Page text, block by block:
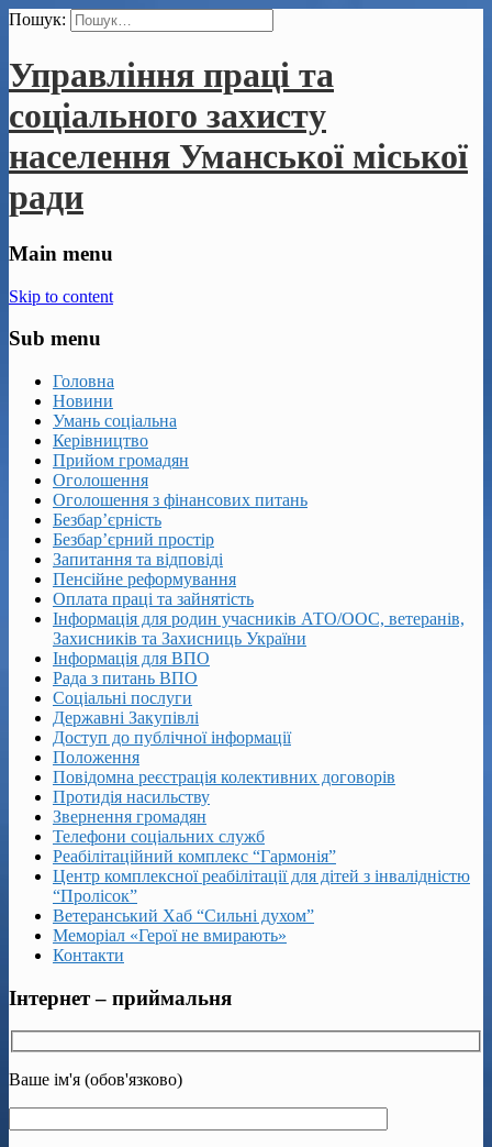
Пошук:
Управління праці та
соціального захисту
населення Уманської міської
ради
Main menu
Skip to content
Sub menu
Головна
Новини
Умань соціальна
Керівництво
Прийом громадян
Оголошення
Оголошення з фінансових питань
Безбар’єрність
Безбар’єрний простір
Запитання та відповіді
Пенсійне реформування
Оплата праці та зайнятість
Інформація для родин учасників АТО/ООС, ветеранів,
Захисників та Захисниць України
Інформація для ВПО
Рада з питань ВПО
Соціальні послуги
Державні Закупівлі
Доступ до публічної інформації
Положення
Повідомна реєстрація колективних договорів
Протидія насильству
Звернення громадян
Телефони соціальних служб
Реабілітаційний комплекс “Гармонія”
Центр комплексної реабілітації для дітей з інвалідністю
“Пролісок”
Ветеранський Хаб “Сильні духом”
Меморіал «Герої не вмирають»
Контакти
Інтернет – приймальня
Ваше ім'я (обов'язково)